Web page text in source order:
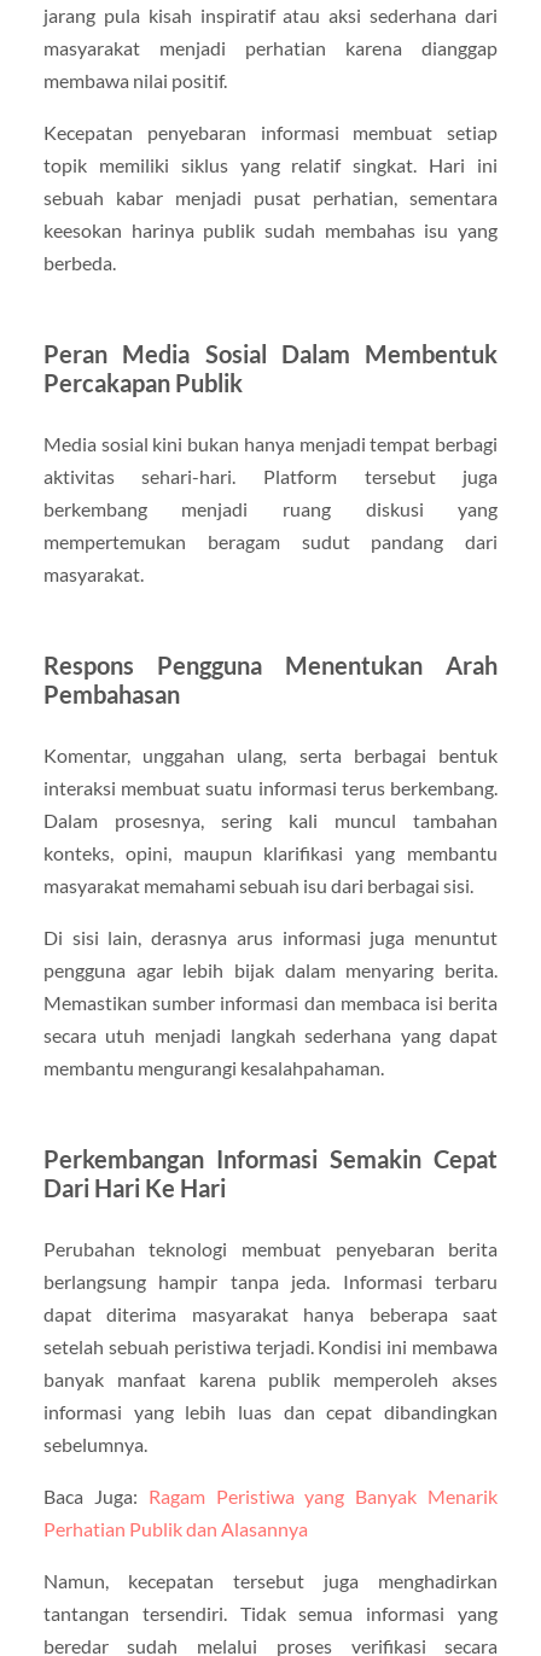
jarang pula kisah inspiratif atau aksi sederhana dari
masyarakat menjadi perhatian karena dianggap
membawa nilai positif.
Kecepatan penyebaran informasi membuat setiap
topik memiliki siklus yang relatif singkat. Hari ini
sebuah kabar menjadi pusat perhatian, sementara
keesokan harinya publik sudah membahas isu yang
berbeda.
Peran Media Sosial Dalam Membentuk
Percakapan Publik
Media sosial kini bukan hanya menjadi tempat berbagi
aktivitas sehari-hari. Platform tersebut juga
berkembang menjadi ruang diskusi yang
mempertemukan beragam sudut pandang dari
masyarakat.
Respons Pengguna Menentukan Arah
Pembahasan
Komentar, unggahan ulang, serta berbagai bentuk
interaksi membuat suatu informasi terus berkembang.
Dalam prosesnya, sering kali muncul tambahan
konteks, opini, maupun klarifikasi yang membantu
masyarakat memahami sebuah isu dari berbagai sisi.
Di sisi lain, derasnya arus informasi juga menuntut
pengguna agar lebih bijak dalam menyaring berita.
Memastikan sumber informasi dan membaca isi berita
secara utuh menjadi langkah sederhana yang dapat
membantu mengurangi kesalahpahaman.
Perkembangan Informasi Semakin Cepat
Dari Hari Ke Hari
Perubahan teknologi membuat penyebaran berita
berlangsung hampir tanpa jeda. Informasi terbaru
dapat diterima masyarakat hanya beberapa saat
setelah sebuah peristiwa terjadi. Kondisi ini membawa
banyak manfaat karena publik memperoleh akses
informasi yang lebih luas dan cepat dibandingkan
sebelumnya.
Baca Juga: Ragam Peristiwa yang Banyak Menarik
Perhatian Publik dan Alasannya
Namun, kecepatan tersebut juga menghadirkan
tantangan tersendiri. Tidak semua informasi yang
beredar sudah melalui proses verifikasi secara